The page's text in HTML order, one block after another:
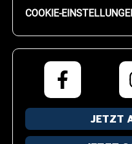
COOKIE-
JETZT